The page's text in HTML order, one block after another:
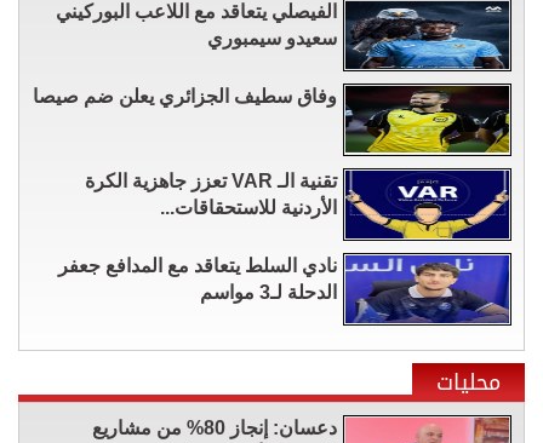
الفيصلي يتعاقد مع اللاعب البوركيني
سعيدو سيمبوري
وفاق سطيف الجزائري يعلن ضم صيصا
تقنية الـ VAR تعزز جاهزية الكرة
الأردنية للاستحقاقات...
نادي السلط يتعاقد مع المدافع جعفر
الدحلة لـ3 مواسم
محليات
دعسان: إنجاز 80% من مشاريع